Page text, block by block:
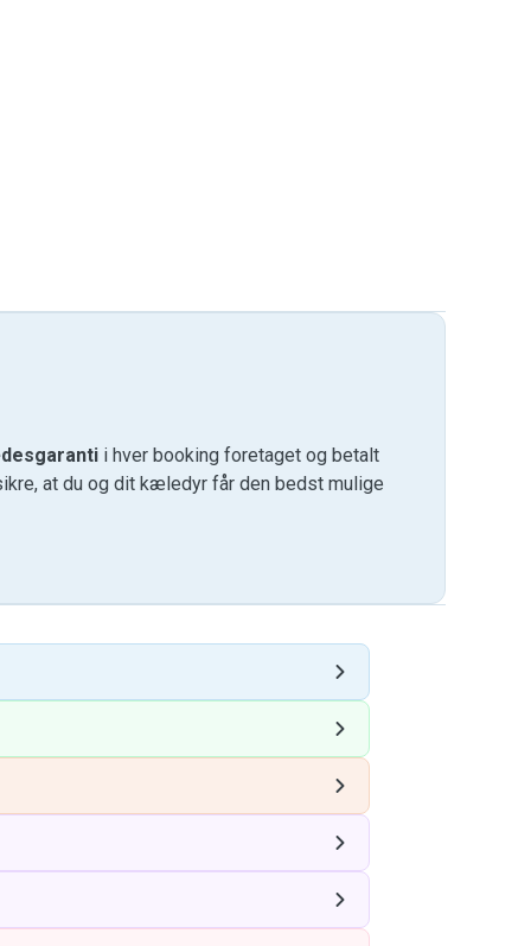
i hver booking foretaget og betalt
at du og dit kæledyr får den bedst mulige